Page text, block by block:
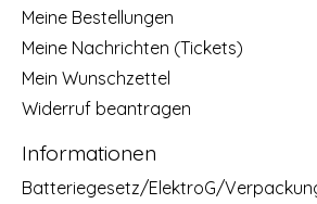
Meine Bestellungen
Meine Nachrichten (Tickets)
Mein Wunschzettel
Widerruf beantragen
Informationen
Batteriegesetz/ElektroG/